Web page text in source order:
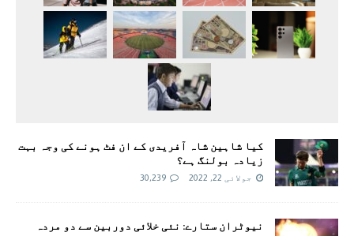
کیا شاہین شاہ آفریدی کے ان فٹ ہونے کی وجہ بہت
زیادہ بولنگ ہے؟
جولائی 22, 2022 30,239
نیوٹران ستارے: نئی خلائی دوربین سے دو مردہ